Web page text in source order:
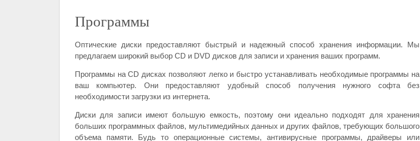
Программы
Оптические диски предоставляют быстрый и надежный способ хранения информации. Мы
предлагаем широкий выбор CD и DVD дисков для записи и хранения ваших программ.
Программы на CD дисках позволяют легко и быстро устанавливать необходимые программы на
ваш компьютер. Они предоставляют удобный способ получения нужного софта без
необходимости загрузки из интернета.
Диски для записи имеют большую емкость, поэтому они идеально подходят для хранения
больших программных файлов, мультимедийных данных и других файлов, требующих большого
объема памяти. Будь то операционные системы, антивирусные программы, драйверы или